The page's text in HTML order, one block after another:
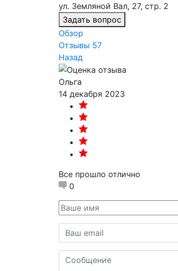
ул. Земляной Вал, 27, стр. 2
Задать вопрос
Обзор
Отзывы 57
Назад
Ольга
14 декабря 2023
Все прошло отлично
0